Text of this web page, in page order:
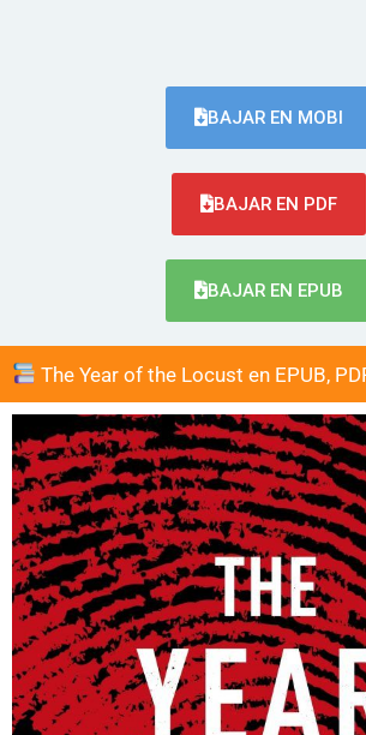
BAJAR EN MOBI
BAJAR EN PDF
BAJAR EN EPUB
The Year of the Locust en EPUB,